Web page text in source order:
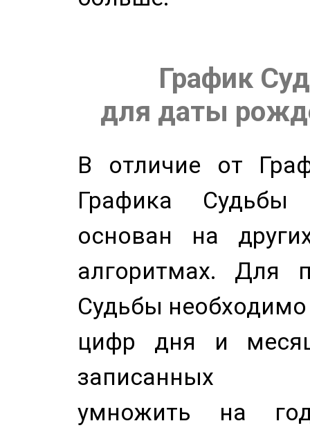
График
для даты
В отличие от
Графика
основан на
алгоритмах. Для
Судьбы
цифр дня и
записанных
умножить на